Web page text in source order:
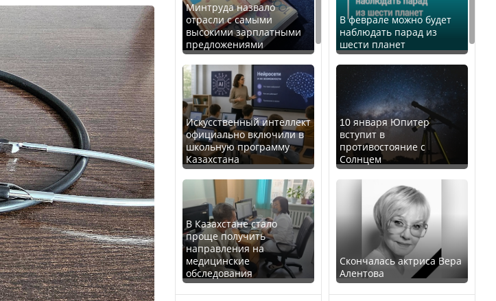
Минтруда назвало
отрасли с самыми
высокими зарплатными
предложениями
Искусственный интеллект
официально включили в
школьную программу
Казахстана
В Казахстане стало
проще получить
направления на
медицинские
обследования
В феврале можно будет
наблюдать парад из
шести планет
10 января Юпитер
вступит в
противостояние с
Солнцем
Скончалась актриса Вера
Алентова